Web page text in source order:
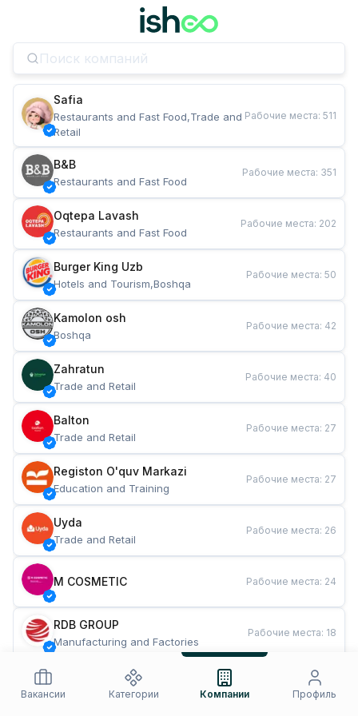
Safia
Restaurants and Fast Food,Trade and
Retail
Рабочие места: 511
B&B
Restaurants and Fast Food
Рабочие места: 351
Oqtepa Lavash
Restaurants and Fast Food
Рабочие места: 202
Burger King Uzb
Hotels and Tourism,Boshqa
Рабочие места: 50
Kamolon osh
Boshqa
Рабочие места: 42
Zahratun
Trade and Retail
Рабочие места: 40
Balton
Trade and Retail
Рабочие места: 27
Registon O'quv Markazi
Education and Training
Рабочие места: 27
Uyda
Trade and Retail
Рабочие места: 26
M COSMETIC Рабочие места: 24
RDB GROUP
Manufacturing and Factories
Рабочие места: 18
Restaurants and Fast Food
Рабочие места
Вакансии
Категории Компании Профиль